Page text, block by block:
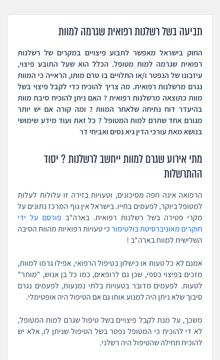
תביעה בשל רשלנות רפואית שגרמה למוות
החוק בישראל מאפשר לתבוע פיצויים במקרים של רשלנות
רפואית שגרמה למות מטופל. הכלל הוא שעל התובע פיצוי,
עיזבונו של הנפטר ו/או התלויים בו טרם מותו, הראייה כי המוות
נגרם מרשלנות רפואית. מה צריך להוכיח כדי לקבל פיצוי בשל
מוות כתוצאה מרשלנות רפואית ? האם ניתן להוכיח סיבת מוות
בהיעדר דוח נתיחה שלאחר המוות ? ומה קורה אם יש יותר
מגורם אחד שתרם למות המטופל ? כל זאת ועוד מידע שימושי
בנושא מאת עורכי הדין גיא נסים ואביחי דר
מתי אירוע שגרם למוות ייחשב לרשלנות ? יסוד
ההתרשלות
הרפואה אינה חפה מסיכונים, וטעויות בזירה זו עלולות לעלות
למטופל ביוקר, לפעמים בחייו. בישראל אין גוף המרכז נתונים על
מקרי פטירה בשל רשלנות רפואית. בארה"ב פורסם על ידי
חוקרים מאוניברסיטת בולטימורכי טעויות רפואיות מהוות הסיבה
השלישית למוות בארה"ב !
אמנם לא כל טעות או כישלון בטיפול הרפואי, אפילו גרמו למוות,
מזכים בפיצוי כספי, שכן גם לרופאים, כמו כל בן אנוש, "מותר"
לטעות. לפעמים מדובר בטעויות בלתי נמנעות, לפעמים נגרם
סיבוך שלא ניתן היה למנוע אותו גם אם הטיפול היה אופטימלי.
משכך, על מנת לקבל פיצויים בשל טיפול שגרם למות המטופל,
לא די להוכיח כי המטופל נפטר בשל הטיפול שניתן לו, אלא יש
להוכיח תחילה שהטיפול היה רשלני.